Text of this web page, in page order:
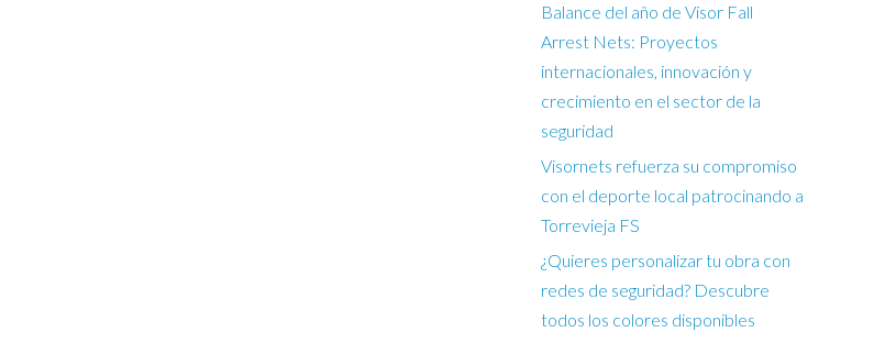
Balance del año de Visor Fall
Arrest Nets: Proyectos
internacionales, innovación y
crecimiento en el sector de la
seguridad
Visornets refuerza su compromiso
con el deporte local patrocinando a
Torrevieja FS
¿Quieres personalizar tu obra con
redes de seguridad? Descubre
todos los colores disponibles